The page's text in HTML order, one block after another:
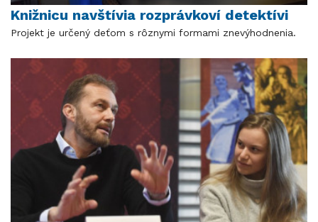
Knižnicu navštívia rozprávkoví detektívi
Projekt je určený deťom s rôznymi formami znevýhodnenia.